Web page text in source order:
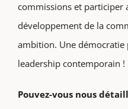
commissions et participer
développement de la
ambition. Une démocratie
leadership contemporain !
Pouvez-vous nous